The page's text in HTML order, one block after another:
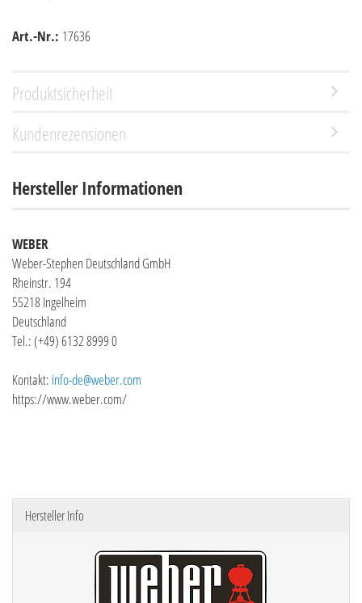
Art.-Nr.: 17636
Produktsicherheit
Kundenrezensionen
Hersteller Informationen
WEBER
Weber-Stephen Deutschland GmbH
Rheinstr. 194
55218 Ingelheim
Deutschland
Tel.: (+49) 6132 8999 0
Kontakt: info-de@weber.com
https://www.weber.com/
Hersteller Info